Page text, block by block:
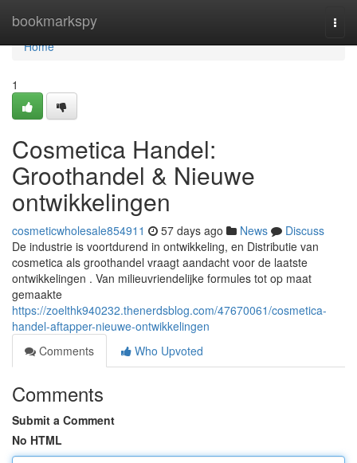
bookmarkspy
Home
Home
1
Cosmetica Handel:
Groothandel & Nieuwe
ontwikkelingen
cosmeticwholesale854911 57 days ago News
Discuss
De industrie is voortdurend in ontwikkeling, en Distributie van
cosmetica als groothandel vraagt aandacht voor de laatste
ontwikkelingen . Van milieuvriendelijke formules tot op maat
gemaakte
https://zoelthk940232.thenerdsblog.com/47670061/cosmetica-
handel-aftapper-nieuwe-ontwikkelingen
Comments
Who Upvoted
Comments
Submit a Comment
No HTML